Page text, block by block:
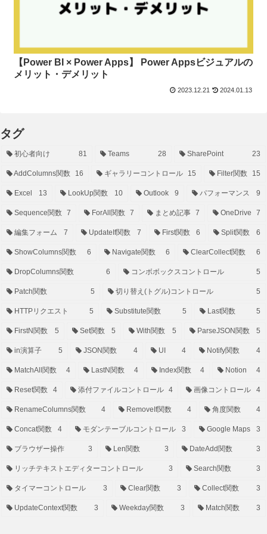
【Power BI × Power Apps】 Power Appsビジュアルの
メリット・デメリット
2023.12.21 2024.01.13
タグ
初心者向け 81 Teams 28 SharePoint 23
AddColumns関数 16 ギャラリーコントロール 15 Filter関数 15
Excel 13 LookUp関数 10 Outlook 9 パフォーマンス 9
Sequence関数 7 ForAll関数 7 まとめ記事 7 OneDrive 7
編集フォーム 7 UpdateIf関数 7 First関数 6 Split関数 6
ShowColumns関数 6 Navigate関数 6 ClearCollect関数 6
DropColumns関数 6 コンボボックスコントロール 5
Patch関数 5 切り替え(トグル)コントロール 5
HTTPリクエスト 5 Substitute関数 5 Last関数 5
FirstN関数 5 Set関数 5 With関数 5 ParseJSON関数 5
in演算子 5 JSON関数 4 UI 4 Notify関数 4
MatchAll関数 4 LastN関数 4 Index関数 4 Notion 4
Reset関数 4 添付ファイルコントロール 4 画像コントロール 4
RenameColumns関数 4 RemoveIf関数 4 角度関数 4
Concat関数 4 モダンテーブルコントロール 3 Google Maps 3
ブラウザー操作 3 Len関数 3 DateAdd関数 3
リッチテキストエディターコントロール 3 Search関数 3
タイマーコントロール 3 Clear関数 3 Collect関数 3
UpdateContext関数 3 Weekday関数 3 Match関数 3